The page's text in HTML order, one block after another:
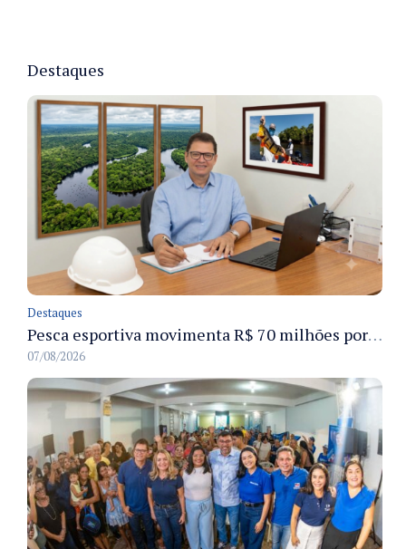
Destaques
Destaques
Pesca esportiva movimenta R$ 70 milhões por ano e ganha espaço na economia sustentável do Amazonas
07/08/2026